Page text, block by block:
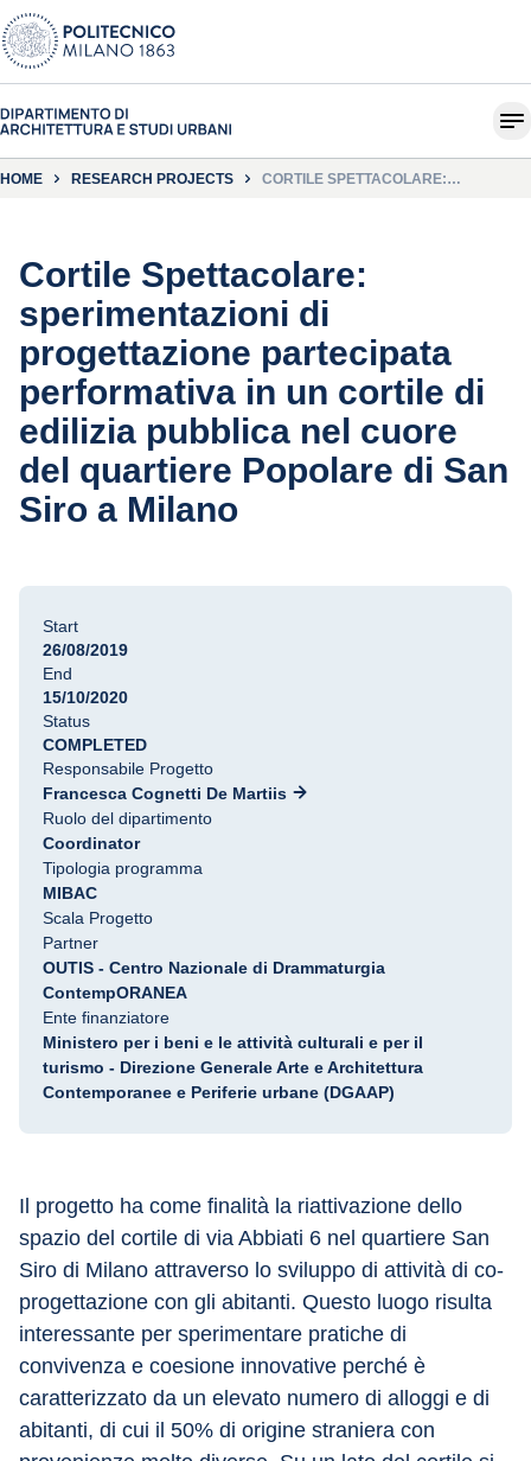
HOME RESEARCH PROJECTS
CORTILE SPETTACOLARE:
A MILANO
Cortile Spettacolare:
sperimentazioni di
progettazione partecipata
performativa in un cortile di
edilizia pubblica nel cuore
del quartiere Popolare di San
Siro a Milano
Start
26/08/2019
End
15/10/2020
Status
COMPLETED
Responsabile Progetto
Francesca Cognetti De Martiis
Ruolo del dipartimento
Coordinator
Tipologia programma
MIBAC
Scala Progetto
Partner
OUTIS - Centro Nazionale di Drammaturgia
ContempORANEA
Ente finanziatore
Ministero per i beni e le attività culturali e per il
turismo - Direzione Generale Arte e Architettura
Contemporanee e Periferie urbane (DGAAP)
Il progetto ha come finalità la riattivazione dello
spazio del cortile di via Abbiati 6 nel quartiere San
Siro di Milano attraverso lo sviluppo di attività di co-
progettazione con gli abitanti. Questo luogo risulta
interessante per sperimentare pratiche di
convivenza e coesione innovative perché è
caratterizzato da un elevato numero di alloggi e di
abitanti, di cui il 50% di origine straniera con